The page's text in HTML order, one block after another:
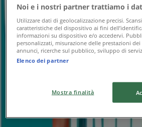
Scade oggi
Etè
Scade oggi442 m - Adelfia
Noi e i nostri partner trattiamo i
Utilizzare dati di geolocalizzazione precisi.
caratteristiche del dispositivo ai fini
informazioni su dispositivo e/o accedervi.
personalizzati, misurazione delle prestazioni
annunci, ricerche sul pubblico, sviluppo di
Elenco dei partner
Mostra finalità